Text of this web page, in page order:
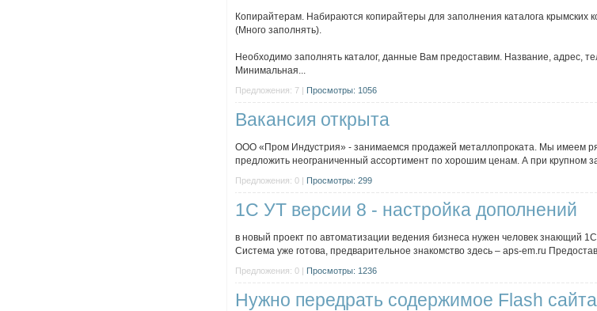
Копирайтерам. Набираются копирайтеры для заполнения каталога крымских
(Много заполнять).
Необходимо заполнять каталог, данные Вам предоставим. Название, адрес,
Минимальная...
Предложения: 7 | Просмотры: 1056
Вакансия открыта
ООО «Пром Индустрия» - занимаемся продажей металлопроката. Мы имеем
предложить неограниченный ассортимент по хорошим ценам. А при крупном
Предложения: 0 | Просмотры: 299
1С УТ версии 8 - настройка дополнений
в новый проект по автоматизации ведения бизнеса нужен человек знающий
Система уже готова, предварительное знакомство здесь – aps-em.ru
Предложения: 0 | Просмотры: 1236
Нужно передрать содержимое Flаsh